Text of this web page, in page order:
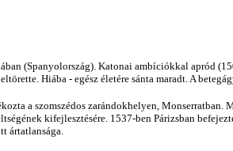
(Spanyolország). Katonai ambíciókkal apród
Hiába - egész életére sánta maradt. A
a szomszédos zarándokhelyen,
kifejlesztésére. 1537-ben Párizsban
ártatlansága.